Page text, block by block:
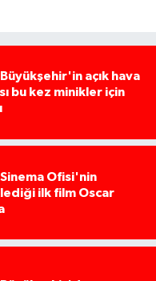
açık hava
bu kez minikler için
Ofisi'nin
ilk film Oscar